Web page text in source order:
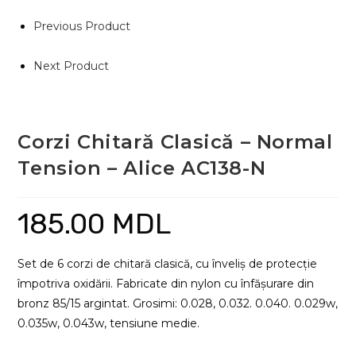
Previous Product
Next Product
Corzi Chitară Clasică – Normal
Tension – Alice AC138-N
185.00 MDL
Set de 6 corzi de chitară clasică, cu înveliș de protecție
împotriva oxidării. Fabricate din nylon cu înfășurare din
bronz 85/15 argintat. Grosimi: 0.028, 0.032. 0.040. 0.029w,
0.035w, 0.043w, tensiune medie.